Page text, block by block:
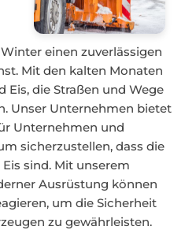
einen zuverlässigen
Mit den kalten Monaten
Eis, die Straßen und Wege
Unser Unternehmen bietet
Unternehmen und
sicherzustellen, dass die
sind. Mit unserem
Ausrüstung können
um die Sicherheit
zu gewährleisten.